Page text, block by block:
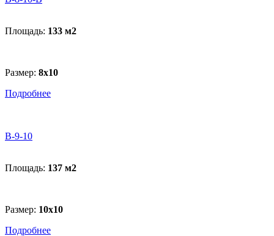
Площадь: 133 м2
Размер: 8х10
Подробнее
В-9-10
Площадь: 137 м2
Размер: 10х10
Подробнее